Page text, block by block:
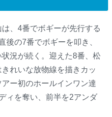
、4番でボギーが先行する
後の7番でボギーを叩き、
況が続く。迎えた8番、松
れいな放物線を描きカッ
ー初のホールインワン達
ィを奪い、前半を2アンダ